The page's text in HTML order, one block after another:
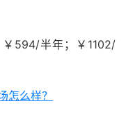
594/半年；￥1102/
怎么样？